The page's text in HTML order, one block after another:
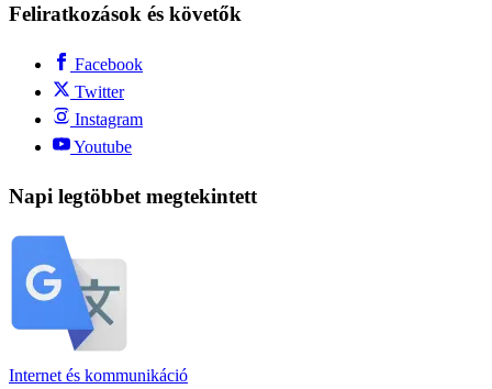
Feliratkozások és követők
Facebook
Twitter
Instagram
Youtube
Napi legtöbbet megtekintett
Internet és kommunikáció